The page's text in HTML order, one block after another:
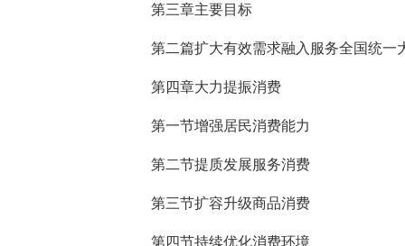
第三章主要目标
第二篇扩大有效需求融入服务全国统一
第四章大力提振消费
第一节增强居民消费能力
第二节提质发展服务消费
第三节扩容升级商品消费
第四节持续优化消费环境